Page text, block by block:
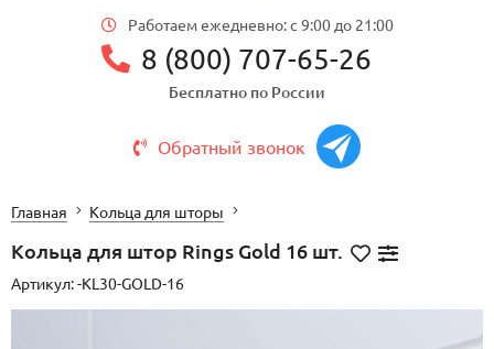
Работаем ежедневно: c 9:00 до 21:00
8 (800) 707-65-26
Бесплатно по России
Обратный звонок
Главная Кольца для шторы
Кольца для штор Rings Gold 16 шт.
Артикул:-KL30-GOLD-16